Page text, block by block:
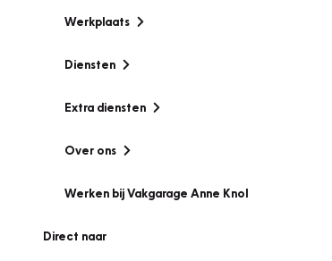
Werkplaats
Diensten
Extra diensten
Over ons
Werken bij Vakgarage Anne Knol
Direct naar